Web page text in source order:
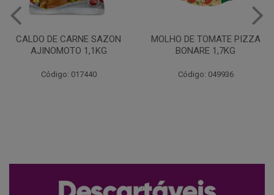
MOLHO DE TOMATE PIZZA
BONARE 1,7KG
Código: 049936
MARGARINA USO
PROFISSIONAL 80% CUKIN
Código: 062469